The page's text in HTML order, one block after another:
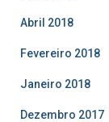
Abril 2018
Fevereiro 2018
Janeiro 2018
Dezembro 2017